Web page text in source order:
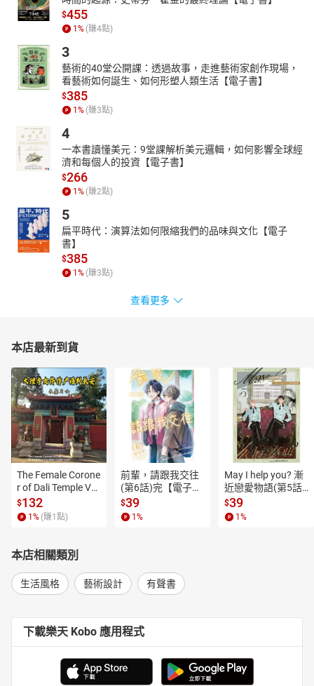
$455
1 % (賺4點)
3
藝術的40堂公開課：透過故事，走進藝術家創作現場，
看藝術如何誕生、如何形塑人類生活【電子書】
$385
1 % (賺3點)
4
一本書讀懂美元：9堂課解析美元邏輯，如何影響全球經
濟和每個人的投資【電子書】
$266
1 % (賺2點)
5
扁平時代：演算法如何限縮我們的品味與文化【電子
書】
$385
1 % (賺3點)
查看更多
本店最新到貨
The Female Corone
r of Dali Temple Vo
l.6【有聲書】
$132
1 % (賺1 點)
前輩，請跟我交往
(第6話)完【電子
書】
$39
1 %
May I help you? 漸
近戀愛物語(第5話)
【電子書】
$39
1 %
本店相關類別
生活風格 藝術設計 有聲書
下載樂天 Kobo 應用程式